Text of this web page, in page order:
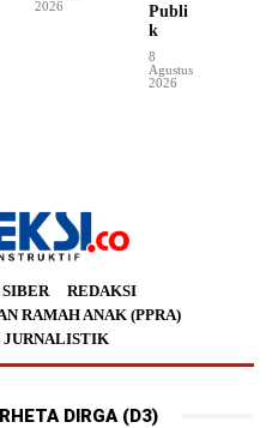
2026
Publi
k
8
Agustus
2026
REDAKSI
RAMAH ANAK (PPRA)
DIRGA (D3)